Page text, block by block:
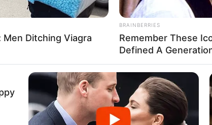
tragikus hír! Kilakoltatás
kecskeméti orvos, akit
szörnyethalt! A
mikor kiderült, ki volt
részleteket:
Ditching Viagra
BRAINBERRIES
Remember These
Defined A